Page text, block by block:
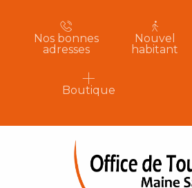
Nos bonnes
adresses
Nouvel
habitant
Boutique